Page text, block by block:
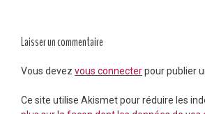
Laisser un commentaire
Vous devez vous connecterpour publier
Ce site utilise Akismet pour réduire les